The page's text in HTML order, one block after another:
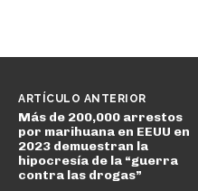
ARTÍCULO ANTERIOR
Más de 200,000 arrestos
por marihuana en EEUU en
2023 demuestran la
hipocresía de la “guerra
contra las drogas”